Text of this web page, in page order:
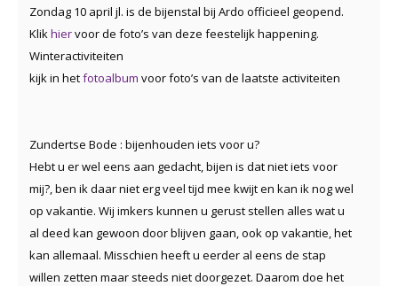
Zondag 10 april jl. is de bijenstal bij Ardo officieel geopend.
Klik hiervoor de foto’s van deze feestelijk happening.
Winteractiviteiten
kijk in hetfotoalbum voor foto’s van de laatste activiteiten
Zundertse Bode : bijenhouden iets voor u?
Hebt u er wel eens aan gedacht, bijen is dat niet iets voor
mij?, ben ik daar niet erg veel tijd mee kwijt en kan ik nog wel
op vakantie. Wij imkers kunnen u gerust stellen alles wat u
al deed kan gewoon door blijven gaan, ook op vakantie, het
kan allemaal. Misschien heeft u eerder al eens de stap
willen zetten maar steeds niet doorgezet. Daarom doe het